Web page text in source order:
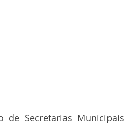
de Secretarias